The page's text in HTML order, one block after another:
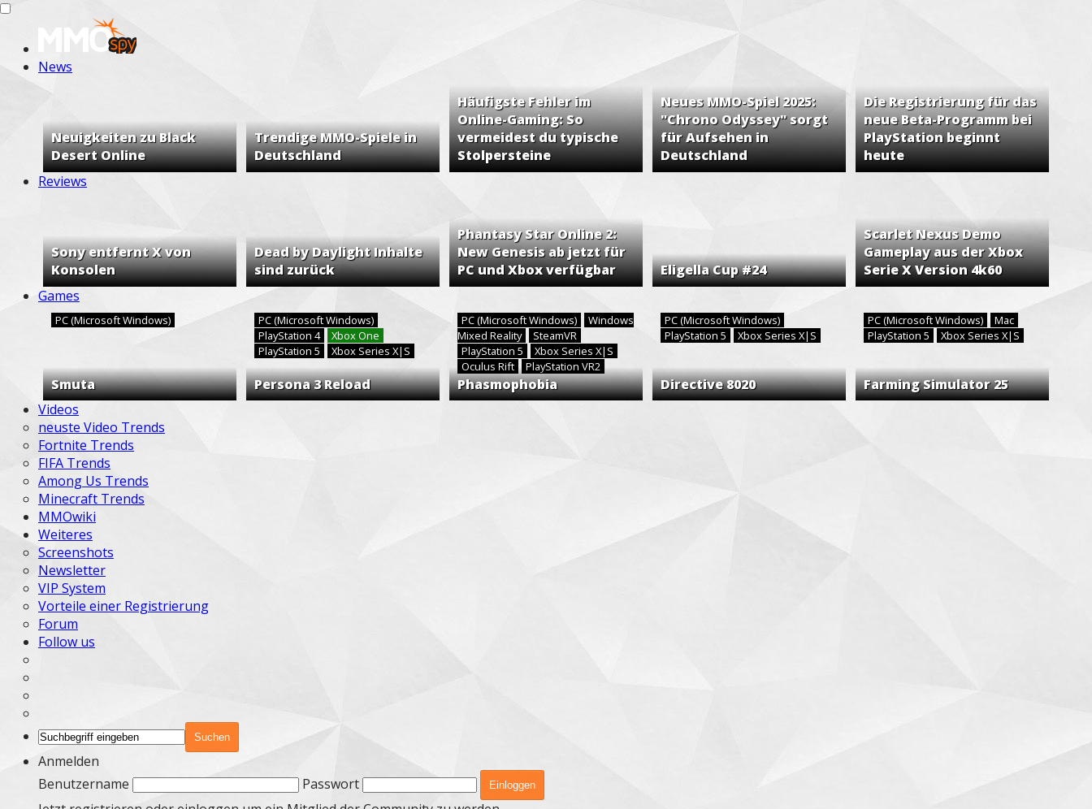
News
Neuigkeiten zu Black
Desert Online
Trendige MMO-Spiele in
Deutschland
Häufigste Fehler im
Online-Gaming: So
vermeidest du typische
Stolpersteine
Neues MMO-Spiel 2025:
"Chrono Odyssey" sorgt
für Aufsehen in
Deutschland
Die Registrierung für das
neue Beta-Programm bei
PlayStation beginnt
heute
Reviews
Sony entfernt X von
Konsolen
Dead by Daylight Inhalte
sind zurück
Phantasy Star Online 2:
New Genesis ab jetzt für
PC und Xbox verfügbar
Eligella Cup #24
Scarlet Nexus Demo
Gameplay aus der Xbox
Serie X Version 4k60
Games
PC (Microsoft Windows)
Smuta
PC (Microsoft Windows)
PlayStation 4
Xbox One
PlayStation 5
Xbox Series X|S
Persona 3 Reload
PC (Microsoft Windows)
Windows
Mixed Reality
SteamVR
PlayStation 5
Xbox Series X|S
Oculus Rift
PlayStation VR2
Phasmophobia
PC (Microsoft Windows)
PlayStation 5
Xbox Series X|S
Directive 8020
PC (Microsoft Windows)
Mac
PlayStation 5
Xbox Series X|S
Farming Simulator 25
Videos
neuste Video Trends
Fortnite Trends
FIFA Trends
Among Us Trends
Minecraft Trends
MMOwiki
Weiteres
Screenshots
Newsletter
VIP System
Vorteile einer Registrierung
Forum
Follow us
Anmelden
Benutzername
Passwort